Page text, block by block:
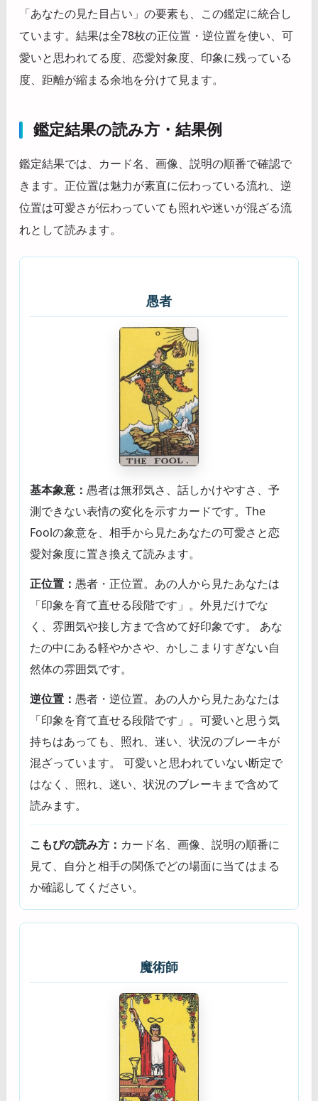
「あなたの見た目占い」の要素も、この鑑定に統合し
ています。結果は全78枚の正位置・逆位置を使い、可
愛いと思われてる度、恋愛対象度、印象に残っている
度、距離が縮まる余地を分けて見ます。
鑑定結果の読み方・結果例
鑑定結果では、カード名、画像、説明の順番で確認で
きます。正位置は魅力が素直に伝わっている流れ、逆
位置は可愛さが伝わっていても照れや迷いが混ざる流
れとして読みます。
愚者
基本象意： 愚者は無邪気さ、話しかけやすさ、予
測できない表情の変化を示すカードです。The
Foolの象意を、相手から見たあなたの可愛さと恋
愛対象度に置き換えて読みます。
正位置： 愚者・正位置。あの人から見たあなたは
「印象を育て直せる段階です」。外見だけでな
く、雰囲気や接し方まで含めて好印象です。 あな
たの中にある軽やかさや、かしこまりすぎない自
然体の雰囲気です。
逆位置： 愚者・逆位置。あの人から見たあなたは
「印象を育て直せる段階です」。可愛いと思う気
持ちはあっても、照れ、迷い、状況のブレーキが
混ざっています。 可愛いと思われていない断定で
はなく、照れ、迷い、状況のブレーキまで含めて
読みます。
こもぴの読み方： カード名、画像、説明の順番に
見て、自分と相手の関係でどの場面に当てはまる
か確認してください。
魔術師